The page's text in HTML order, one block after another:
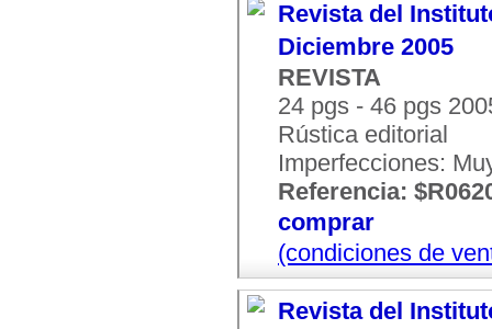
Revista del
Diciembre 2005
REVISTA
24 pgs - 46 pgs
Rústica editorial
Imperfecciones:
Referencia:
comprar
(condiciones de
Revista del